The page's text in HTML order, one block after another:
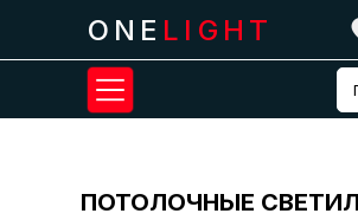
ONE LIGHT
ПОТОЛОЧНЫЕ